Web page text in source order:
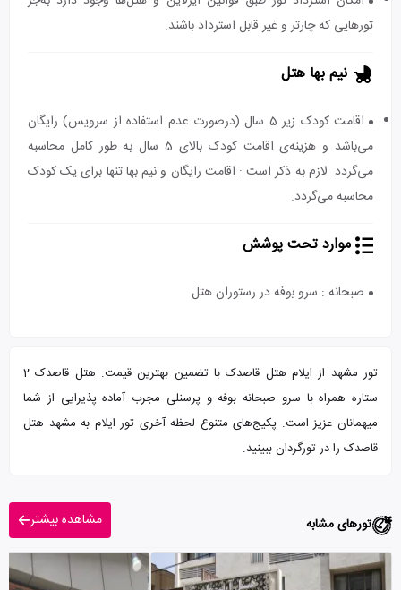
تورهایی که چارتر و غیر قابل استرداد باشند.
نیم بها هتل
اقامت کودک زیر 5 سال (درصورت عدم استفاده از سرویس) رایگان
می‌باشد و هزینه‌ی اقامت کودک بالای 5 سال به طور کامل محاسبه
می‌گردد. لازم به ذکر است : اقامت رایگان و نیم بها تنها برای یک کودک
محاسبه می‌گردد.
موارد تحت پوشش
صبحانه : سرو بوفه در رستوران هتل
تور مشهد از ایلام هتل قاصدک با تضمین بهترین قیمت. هتل قاصدک 2
ستاره همراه با سرو صبحانه بوفه و پرسنلی مجرب آماده پذیرایی از شما
میهمانان عزیز است. پکیج‌های متنوع لحظه آخری تور ایلام به مشهد هتل
قاصدک را در تورگردان ببینید.
تورهای مشابه مشاهده بیشتر